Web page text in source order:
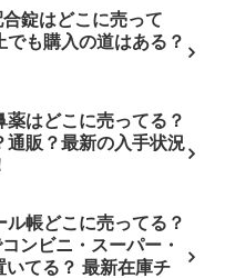
錠はどこに売って
でも購入の道はある？
薬はどこに売ってる？
通販？最新の入手状況
ル帳どこに売ってる？
ンビニ・スーパー・
てる？ 最新在庫チ